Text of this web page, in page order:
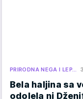
PRIRODNA NEGA I LEP…
Bela haljina sa
odolela ni